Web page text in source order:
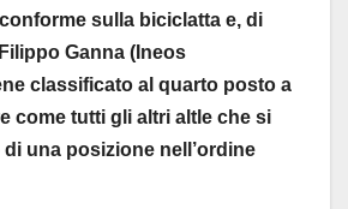
sulla biciclatta e, di
Ganna (Ineos
classificato al quarto posto a
come tutti gli altri altle che si
una posizione nell’ordine